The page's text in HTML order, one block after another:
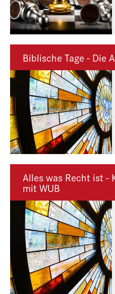
Biblische Tage - Die
Alles was Recht ist -
mit WUB